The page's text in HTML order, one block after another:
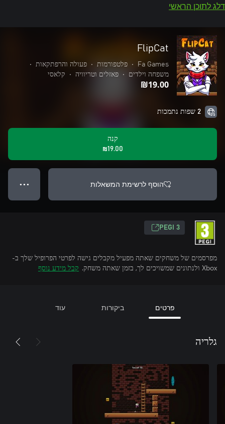
דלג לתוכן הראשי
FlipCat
Fa Games
• פלטפורמות • פעולה והרפתקאות
•
משפחה וילדים
• פאזלים וטריוויה • קלאסי
‪₪‎19.00‬
2 שפות נתמכות
קנה
‪₪‎19.00‬
הוסף לרשימת המשאלות ● ● ●
PEGI 3
מפרסמים של משחקים שאתה מפעיל מקבלים גישה לפרטי הפרופיל שלך ב-
Xbox ולנתונים שמשויכים לך, בזמן שאתה משחק.
קבל מידע נוסף
פרטים ביקורות עוד
גלריה